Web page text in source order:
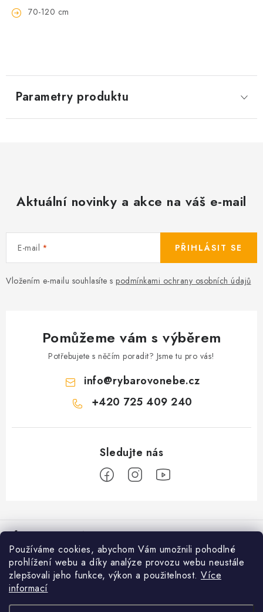
Používáme cookies, abychom Vám umožnili pohodlné
prohlížení webu a díky analýze provozu webu neustále
zlepšovali jeho funkce, výkon a použitelnost. Více
informací
70-120 cm
Parametry produktu
Aktuální novinky a akce na váš e-mail
E-mail
Vložením e-mailu souhlasíte s podmínkami ochrany osobních údajů
PŘIHLÁSIT SE
Pomůžeme vám s výběrem
Potřebujete s něčím poradit? Jsme tu pro vás!
info@rybarovonebe.cz
+420 725 409 240
á
p Informace pro vás
Věrnostní program
Doprava a platba
Prodejna Moravské Budějovice
Facebook
Přijímáme online platby